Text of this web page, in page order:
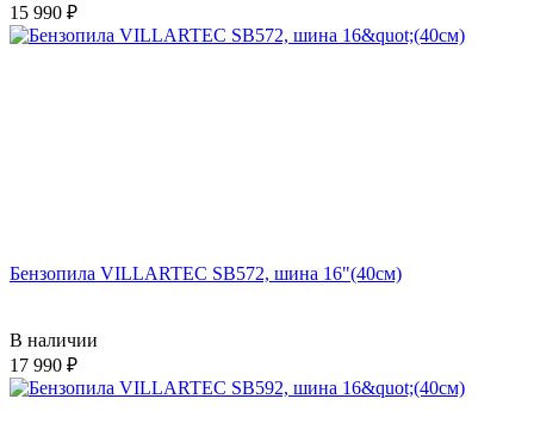
15 990
Бензопила VILLARTEC SB572, шина 16"(40см)
В наличии
17 990